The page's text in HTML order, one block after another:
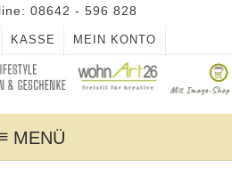
08642 - 596 828
KASSE MEIN KONTO
MENÜ